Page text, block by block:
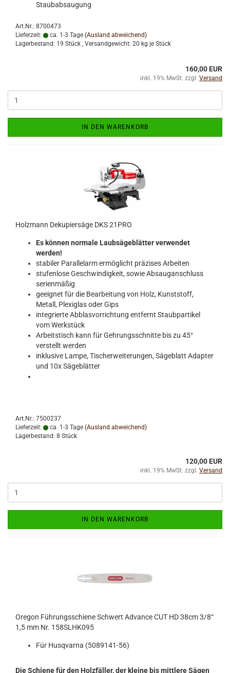
Staubabsaugung
Art.Nr.: 8700473
Lieferzeit:
ca. 1-3 Tage (Ausland abweichend)
Lagerbestand: 19 Stück , Versandgewicht: 20 kg je Stück
160,00 EUR
inkl. 19% MwSt. zzgl. Versand
IN DEN WARENKORB
Holzmann Dekupiersäge DKS 21PRO
Es können normale Laubsägeblätter verwendet
werden!
stabiler Parallelarm ermöglicht präzises Arbeiten
stufenlose Geschwindigkeit, sowie Absauganschluss
serienmäßig
geeignet für die Bearbeitung von Holz, Kunststoff,
Metall, Plexiglas oder Gips
integrierte Abblasvorrichtung entfernt Staubpartikel
vom Werkstück
Arbeitstisch kann für Gehrungsschnitte bis zu 45°
verstellt werden
inklusive Lampe, Tischerweiterungen, Sägeblatt Adapter
und 10x Sägeblätter
Art.Nr.: 7500237
Lieferzeit:
ca. 1-3 Tage (Ausland abweichend)
Lagerbestand: 8 Stück
120,00 EUR
inkl. 19% MwSt. zzgl. Versand
IN DEN WARENKORB
Oregon Führungsschiene Schwert Advance CUT HD 38cm 3/8“
1,5 mm Nr. 158SLHK095
Für Husqvarna (5089141-56)
Die Schiene für den Holzfäller, der kleine bis mittlere Sägen